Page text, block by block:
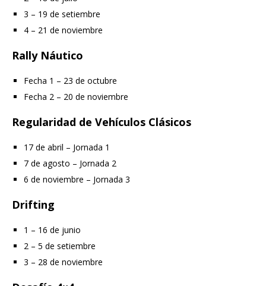
3 – 19 de setiembre
4 – 21 de noviembre
Rally Náutico
Fecha 1 – 23 de octubre
Fecha 2 – 20 de noviembre
Regularidad de Vehículos Clásicos
17 de abril – Jornada 1
7 de agosto – Jornada 2
6 de noviembre – Jornada 3
Drifting
1 – 16 de junio
2 – 5 de setiembre
3 – 28 de noviembre